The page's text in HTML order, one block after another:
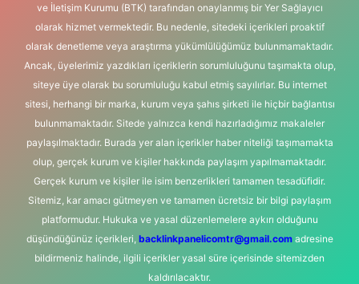
ve İletişim Kurumu (BTK) tarafından onaylanmış bir Yer Sağlayıcı
olarak hizmet vermektedir. Bu nedenle, sitedeki içerikleri proaktif
olarak denetleme veya araştırma yükümlülüğümüz bulunmamaktadır.
Ancak, üyelerimiz yazdıkları içeriklerin sorumluluğunu taşımakta olup,
siteye üye olarak bu sorumluluğu kabul etmiş sayılırlar. Bu internet
sitesi, herhangi bir marka, kurum veya şahıs şirketi ile hiçbir bağlantısı
bulunmamaktadır. Sitede yalnızca kendi hazırladığımız makaleler
paylaşılmaktadır. Burada yer alan içerikler haber niteliği taşımamakta
olup, gerçek kurum ve kişiler hakkında paylaşım yapılmamaktadır.
Gerçek kurum ve kişiler ile isim benzerlikleri tamamen tesadüfidir.
Sitemiz, kar amacı gütmeyen ve tamamen ücretsiz bir bilgi paylaşım
platformudur. Hukuka ve yasal düzenlemelere aykırı olduğunu
düşündüğünüz içerikleri, backlinkpanelicomtr@gmail.comadresine
bildirmeniz halinde, ilgili içerikler yasal süre içerisinde sitemizden
kaldırılacaktır.